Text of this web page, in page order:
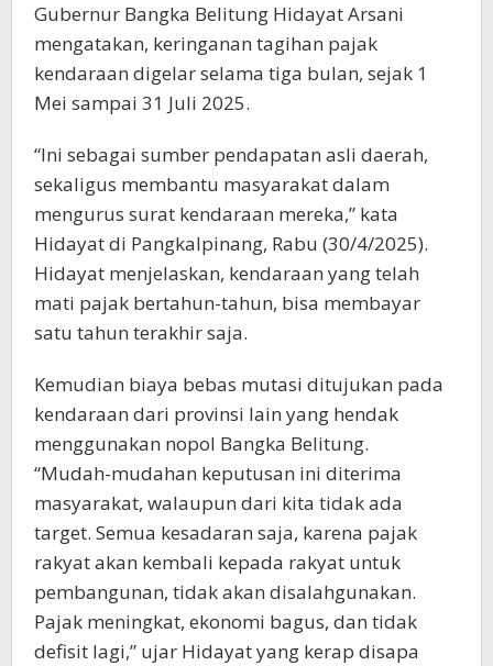
Gubernur Bangka Belitung Hidayat Arsani
mengatakan, keringanan tagihan pajak
kendaraan digelar selama tiga bulan, sejak 1
Mei sampai 31 Juli 2025.
“Ini sebagai sumber pendapatan asli daerah,
sekaligus membantu masyarakat dalam
mengurus surat kendaraan mereka,” kata
Hidayat di Pangkalpinang, Rabu (30/4/2025).
Hidayat menjelaskan, kendaraan yang telah
mati pajak bertahun-tahun, bisa membayar
satu tahun terakhir saja.
Kemudian biaya bebas mutasi ditujukan pada
kendaraan dari provinsi lain yang hendak
menggunakan nopol Bangka Belitung.
“Mudah-mudahan keputusan ini diterima
masyarakat, walaupun dari kita tidak ada
target. Semua kesadaran saja, karena pajak
rakyat akan kembali kepada rakyat untuk
pembangunan, tidak akan disalahgunakan.
Pajak meningkat, ekonomi bagus, dan tidak
defisit lagi,” ujar Hidayat yang kerap disapa